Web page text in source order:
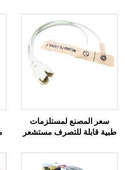
سعر المصنع لمستلزمات
طبية قابلة للتصرف مستشعر